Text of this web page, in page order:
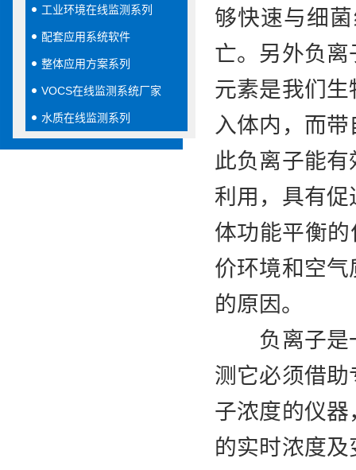
工业环境在线监测系列
配套应用系统软件
整体应用方案系列
VOCS在线监测系统厂家
水质在线监测系列
够快速与细
亡。另外负
元素是我们
入体内，而
此负离子能
利用，具有
体功能平衡
价环境和空
的原因。
负离子是一
测它必须借
子浓度的仪
的实时浓度